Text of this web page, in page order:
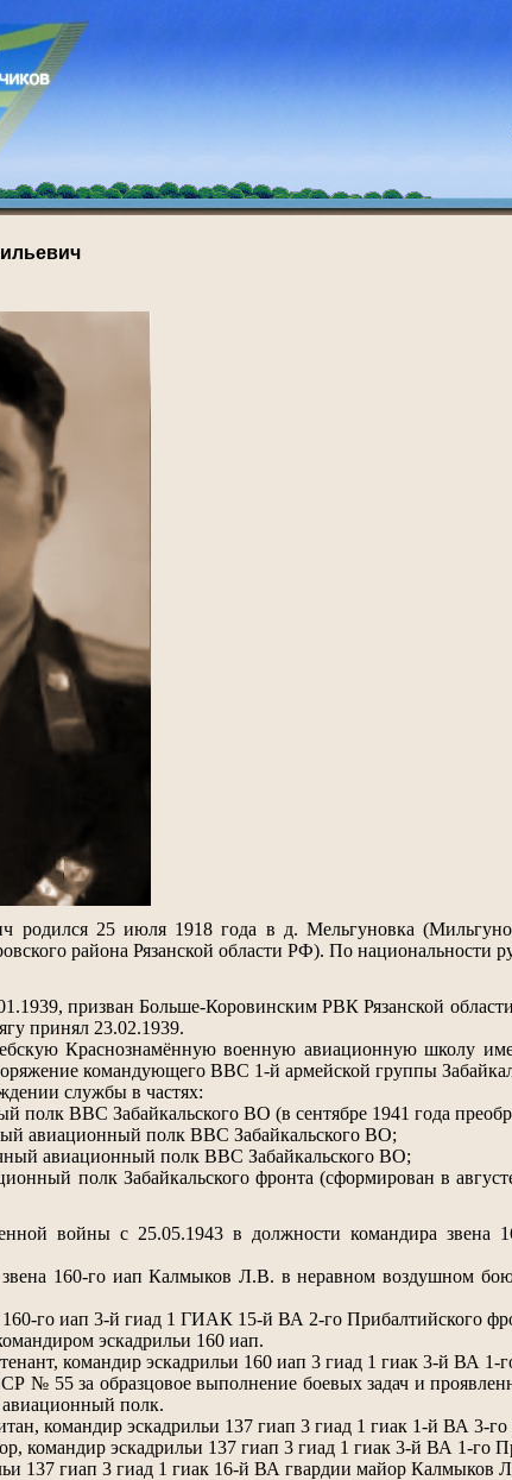
родился 25 июля 1918 года в д. Мельгуновка
района Рязанской области РФ). По национальности
призван Больше-Коровинским РВК Рязанской области
принял 23.02.1939.
Краснознамённую военную авиационную школу
командующего ВВС 1-й армейской группы
службы в частях:
полк ВВС Забайкальского ВО (в сентябре 1941 года
авиационный полк ВВС Забайкальского ВО;
авиационный полк ВВС Забайкальского ВО;
полк Забайкальского фронта (сформирован в
войны с 25.05.1943 в должности командира
160-го иап Калмыков Л.В. в неравном воздушном
160-го иап 3-й гиад 1 ГИАК 15-й ВА 2-го Прибалтийского
эскадрильи 160 иап.
командир эскадрильи 160 иап 3 гиад 1 гиак 3-й ВА 1-
№ 55 за образцовое выполнение боевых задач и
авиационный полк.
командир эскадрильи 137 гиап 3 гиад 1 гиак 1-й ВА 3-го
командир эскадрильи 137 гиап 3 гиад 1 гиак 3-й ВА 1-го
137 гиап 3 гиад 1 гиак 16-й ВА гвардии майор Калмыков